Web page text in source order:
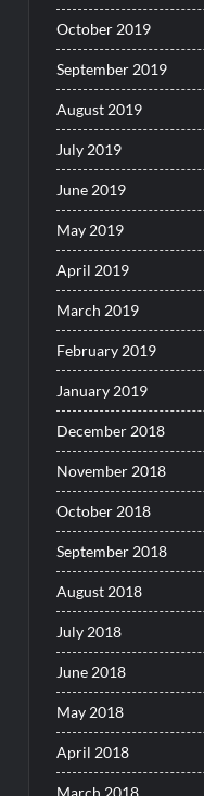
October 2019
September 2019
August 2019
July 2019
June 2019
May 2019
April 2019
March 2019
February 2019
January 2019
December 2018
November 2018
October 2018
September 2018
August 2018
July 2018
June 2018
May 2018
April 2018